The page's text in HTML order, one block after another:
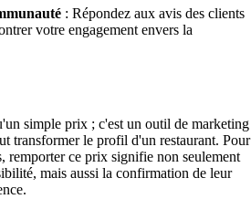
: Répondez aux avis des clients
votre engagement envers la
simple prix ; c'est un outil de marketing
transformer le profil d'un restaurant. Pour
remporter ce prix signifie non seulement
mais aussi la confirmation de leur